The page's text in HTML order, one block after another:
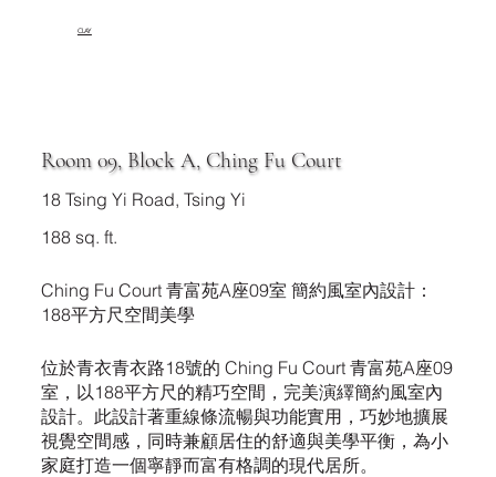
CLAY
Room 09, Block A, Ching Fu Court
18 Tsing Yi Road, Tsing Yi
188 sq. ft.
Ching Fu Court 青富苑A座09室 簡約風室內設計：
188平方尺空間美學
位於青衣青衣路18號的 Ching Fu Court 青富苑A座09
室，以188平方尺的精巧空間，完美演繹簡約風室內
設計。此設計著重線條流暢與功能實用，巧妙地擴展
視覺空間感，同時兼顧居住的舒適與美學平衡，為小
家庭打造一個寧靜而富有格調的現代居所。